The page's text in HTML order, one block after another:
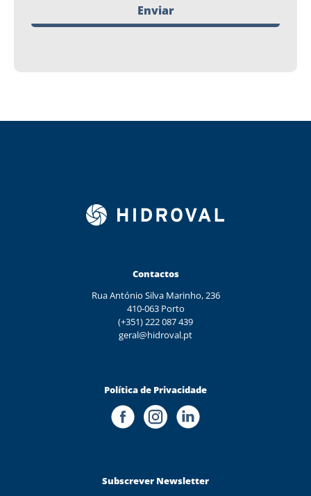
Enviar
Contactos
Rua António Silva Marinho, 236
410-063 Porto
(+351) 222 087 439
geral@hidroval.pt
Política de Privacidade
Subscrever Newsletter